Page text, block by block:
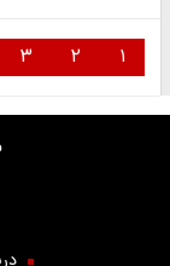
۱ ۲ ۳